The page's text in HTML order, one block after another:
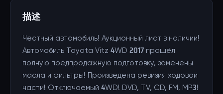
描述
Честный автомобиль! Аукционный лист в наличии!
Автомобиль Toyota Vitz 4WD 2017 прошёл
полную предпродажную подготовку, заменены
масла и фильтры! Произведена ревизия ходовой
части! Отключаемый 4WD! DVD, TV, CD, FM, MP3!